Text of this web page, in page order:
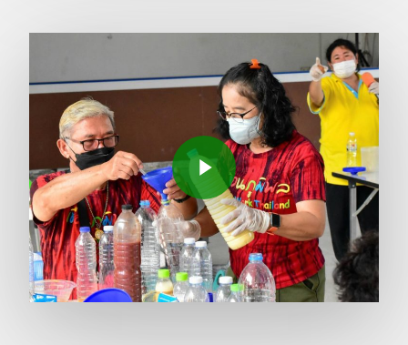
Play Video